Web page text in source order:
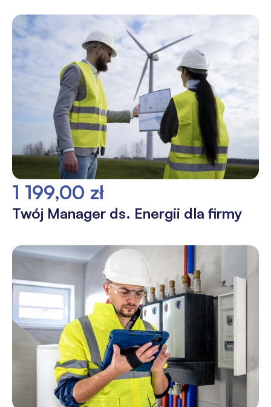
1 199,00 zł
Twój Manager ds. Energii dla firmy